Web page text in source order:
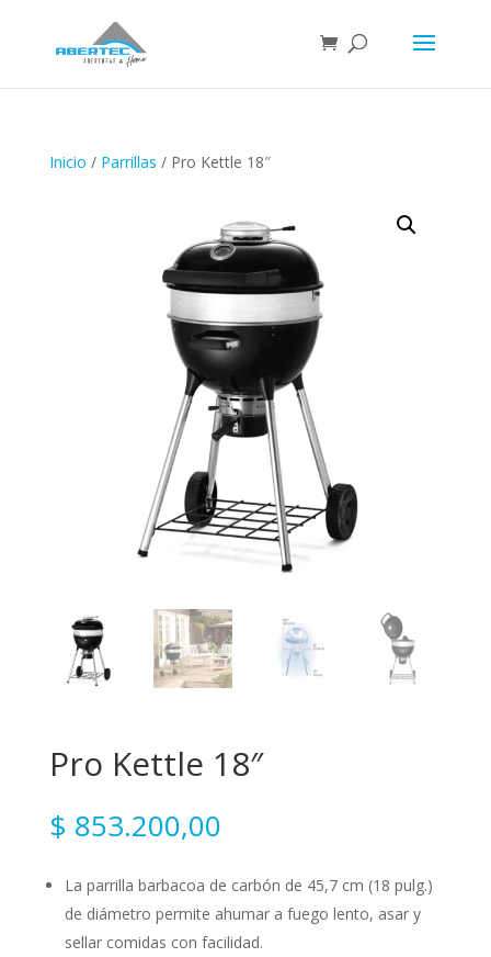
Inicio / Parrillas / Pro Kettle 18″
Pro Kettle 18″
$ 853.200,00
La parrilla barbacoa de carbón de 45,7 cm (18 pulg.)
de diámetro permite ahumar a fuego lento, asar y
sellar comidas con facilidad.